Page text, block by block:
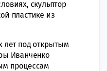
скульптор
пластике из
лет под открытым
Иванченко
процессам